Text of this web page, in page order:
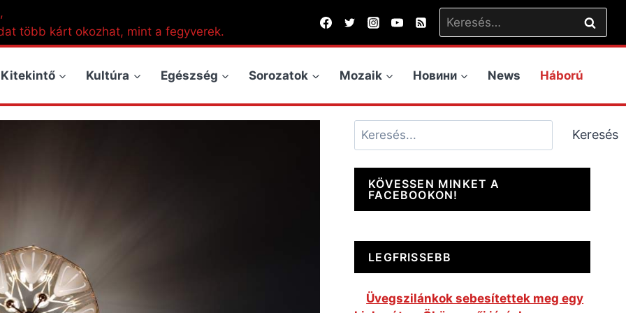
több kárt okozhat, mint a fegyverek.
Keresés:
Kitekintő Kultúra Egészség Sorozatok Mozaik Новини News Háború
Keresés Keresés
KÖVESSEN MINKET A
FACEBOOKON!
LEGFRISSEBB
Üvegszilánkok sebesítettek meg egy